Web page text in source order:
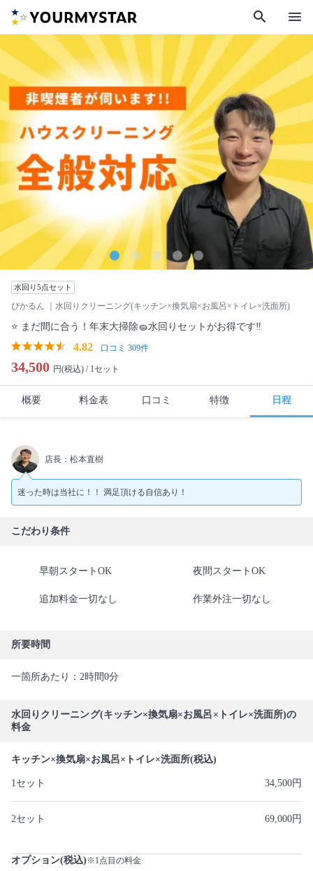
search menu
水回り5点セット
ぴかるん ｜水回りクリーニング(キッチン×換気扇×お風呂×トイレ×洗面所)
⭐️ まだ間に合う！年末大掃除🧽水回りセットがお得です‼️
4.82 口コミ 309件
34,500 円(税込) / 1セット
概要 料金表 口コミ 特徴 日程
店長：松本直樹
迷った時は当社に！！ 満足頂ける自信あり！
こだわり条件
早朝スタートOK 夜間スタートOK
追加料金一切なし 作業外注一切なし
所要時間
一箇所あたり：2時間0分
水回りクリーニング(キッチン×換気扇×お風呂×トイレ×洗面所)の
料金
キッチン×換気扇×お風呂×トイレ×洗面所(税込)
1セット 34,500円
2セット 69,000円
オプション(税込)※1点目の料金